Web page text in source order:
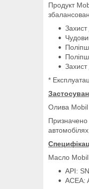
Продукт
*
Олива Mobil
Призначено
Масло Mobil
API:
ACEA: